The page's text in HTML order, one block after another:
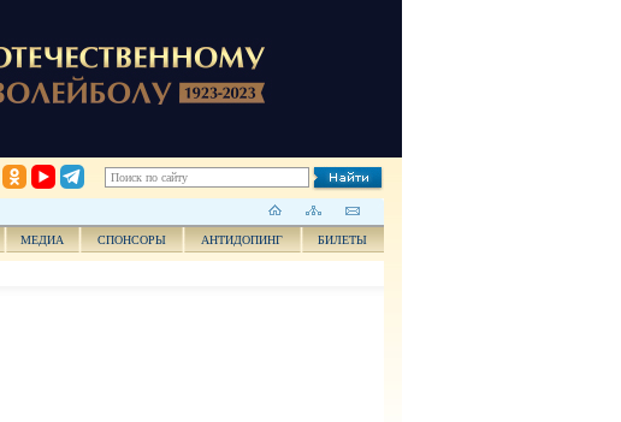
МЕДИА СПОНСОРЫ АНТИДОПИНГ БИЛЕТЫ